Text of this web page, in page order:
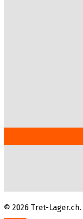
© 2026 Tret-